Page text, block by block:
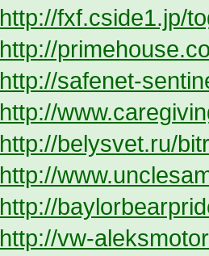
http://fxf.cside1.jp/
http://
http://safenet-
http://
http://belysvet.ru/
http://
http://
http://vw-